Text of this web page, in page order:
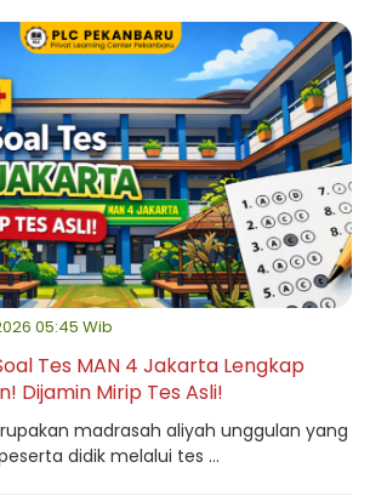
05:45 Wib
Tes MAN 4 Jakarta Lengkap
Dijamin Mirip Tes Asli!
madrasah aliyah unggulan yang
didik melalui tes ...